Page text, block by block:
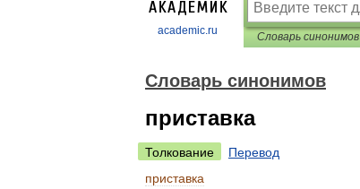
academic.ru Словарь синонимов
Словарь синонимов
приставка
Толкование
Перевод
приставка